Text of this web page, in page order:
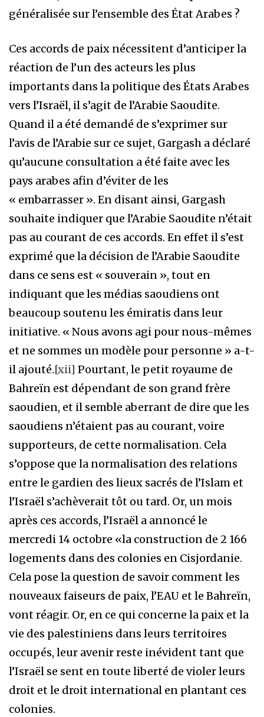
généralisée sur l’ensemble des État Arabes ?
Ces accords de paix nécessitent d’anticiper la
réaction de l’un des acteurs les plus
importants dans la politique des États Arabes
vers l’Israël, il s’agit de l’Arabie Saoudite.
Quand il a été demandé de s’exprimer sur
l’avis de l’Arabie sur ce sujet, Gargash a déclaré
qu’aucune consultation a été faite avec les
pays arabes afin d’éviter de les
« embarrasser ». En disant ainsi, Gargash
souhaite indiquer que l’Arabie Saoudite n’était
pas au courant de ces accords. En effet il s’est
exprimé que la décision de l’Arabie Saoudite
dans ce sens est « souverain », tout en
indiquant que les médias saoudiens ont
beaucoup soutenu les émiratis dans leur
initiative. « Nous avons agi pour nous-mêmes
et ne sommes un modèle pour personne » a-t-
il ajouté.[xii] Pourtant, le petit royaume de
Bahreïn est dépendant de son grand frère
saoudien, et il semble aberrant de dire que les
saoudiens n’étaient pas au courant, voire
supporteurs, de cette normalisation. Cela
s’oppose que la normalisation des relations
entre le gardien des lieux sacrés de l’Islam et
l’Israël s’achèverait tôt ou tard. Or, un mois
après ces accords, l’Israël a annoncé le
mercredi 14 octobre «la construction de 2 166
logements dans des colonies en Cisjordanie.
Cela pose la question de savoir comment les
nouveaux faiseurs de paix, l’EAU et le Bahreïn,
vont réagir. Or, en ce qui concerne la paix et la
vie des palestiniens dans leurs territoires
occupés, leur avenir reste inévident tant que
l’Israël se sent en toute liberté de violer leurs
droit et le droit international en plantant ces
colonies.